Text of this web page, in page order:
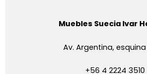
Muebles Suecia Ivar
Av. Argentina,
+56 4 2224 3510